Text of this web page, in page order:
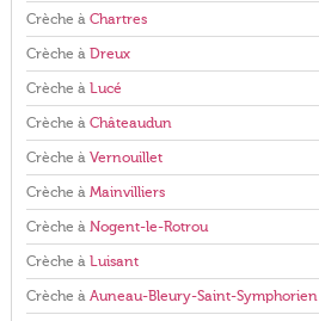
Crèche à Chartres
Crèche à Dreux
Crèche à Lucé
Crèche à Châteaudun
Crèche à Vernouillet
Crèche à Mainvilliers
Crèche à Nogent-le-Rotrou
Crèche à Luisant
Crèche à Auneau-Bleury-Saint-Symphorien